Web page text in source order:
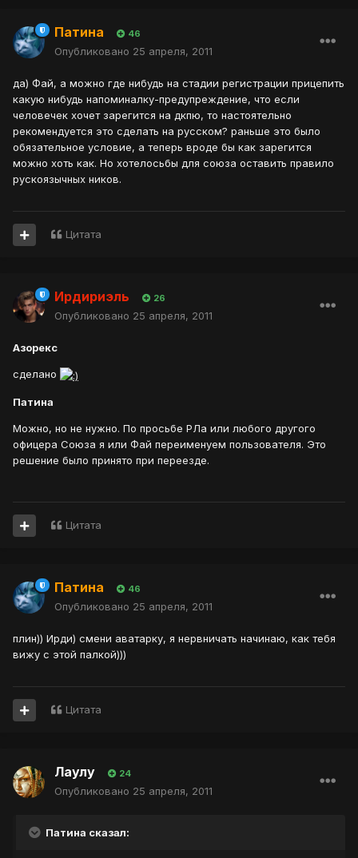
Патина 46
Опубликовано 25 апреля, 2011
да) Фай, а можно где нибудь на стадии регистрации прицепить
какую нибудь напоминалку-предупреждение, что если
человечек хочет зарегится на дкпю, то настоятельно
рекомендуется это сделать на русском? раньше это было
обязательное условие, а теперь вроде бы как зарегится
можно хоть как. Но хотелосьбы для союза оставить правило
рускоязычных ников.
Цитата
Ирдириэль 26
Опубликовано 25 апреля, 2011
Азорекс
сделано
Патина
Можно, но не нужно. По просьбе РЛа или любого другого
офицера Союза я или Фай переименуем пользователя. Это
решение было принято при переезде.
Цитата
Патина 46
Опубликовано 25 апреля, 2011
плин)) Ирди) смени аватарку, я нервничать начинаю, как тебя
вижу с этой палкой)))
Цитата
Лаулу 24
Опубликовано 25 апреля, 2011
Патина сказал: